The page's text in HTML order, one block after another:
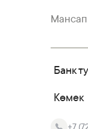
Мансап
Банк
Көмек
+7